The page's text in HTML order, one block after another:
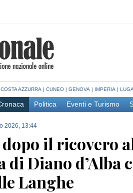
COSTA AZZURRA | CUNEO | GENOVA | IMPERIA |
Politica Eventi e Turismo
2026, 13:44
il ricovero
Diano d’Alba
Langhe